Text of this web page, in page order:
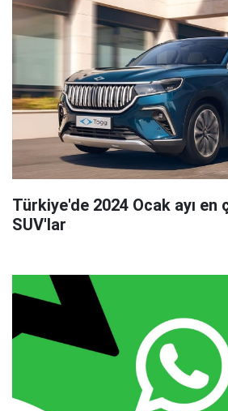
Türkiye'de 2024 Ocak ayı en
SUV'lar